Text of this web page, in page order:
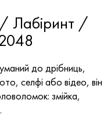
Лабіринт /
до дрібниць,
селфі або відео, він
змійка,